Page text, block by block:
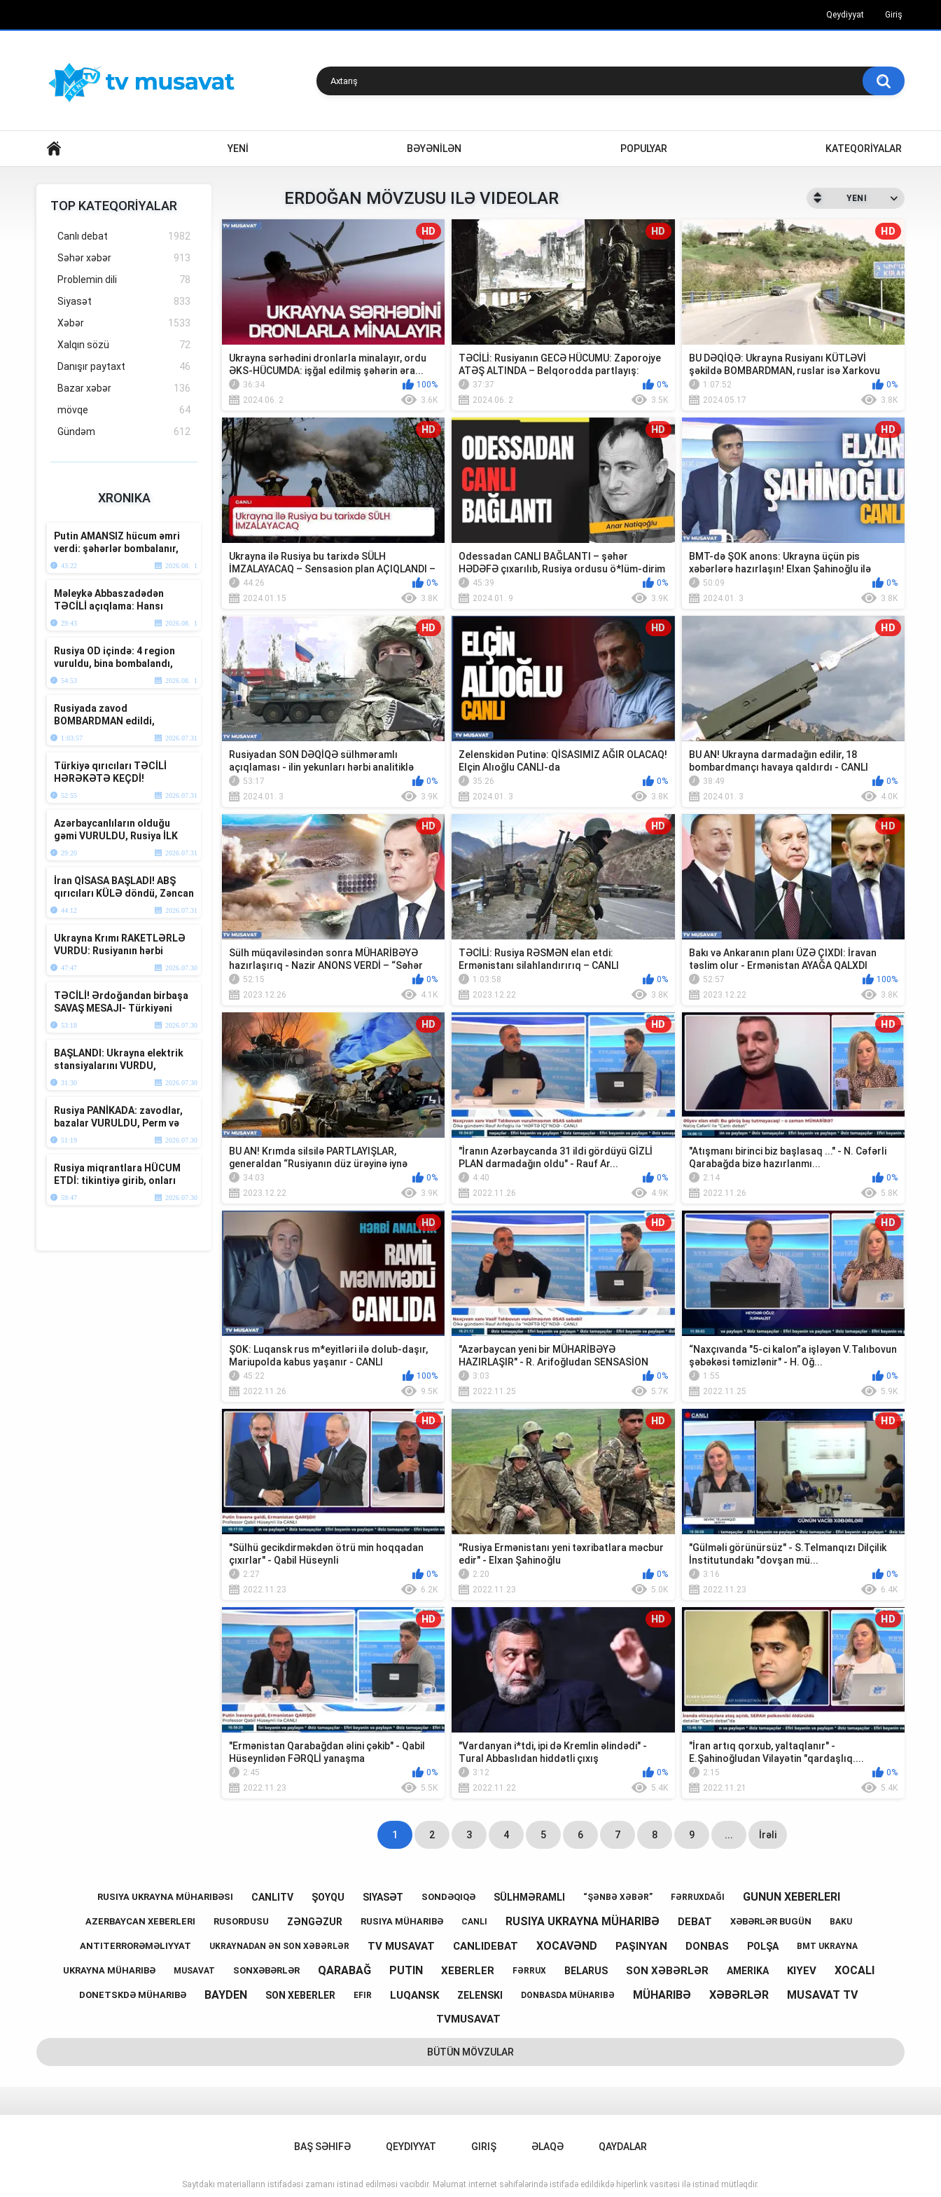
Qeydiyyat Giriş
YENİ BƏYƏNİLƏN POPULYAR KATEQORİYALAR
TOP KATEQORİYALAR
Canlı debat
1982
Səhər xəbər
913
Problemin dili
78
Siyasət
833
Xəbər
1533
Xalqın sözü
72
Danışır paytaxt
46
Bazar xəbər
136
mövqe
64
Gündəm
612
XRONIKA
Putin AMANSIZ hücum əmri
verdi: şəhərlər bombalanır,
Trampdan açıqlama
43:22 2026.08. 1
Məleykə Abbaszadədən
TƏCİLİ açıqlama: Hansı
qruplarda artım və azalma
29:43 2026.08. 1
Rusiya OD içində: 4 region
vuruldu, bina bombalandı,
ö*lənlər var
54:53 2026.08. 1
Rusiyada zavod
BOMBARDMAN edildi,
anbarlar YANIR-Ukrayna
1:03:57 2026.07.31
Türkiyə qırıcıları TƏCİLİ
HƏRƏKƏTƏ KEÇDİ!
Ərdoğanla Putin Baltikyanıda
52:55 2026.07.31
Azərbaycanlıların olduğu
gəmi VURULDU, Rusiya İLK
DƏFƏ bu raketi atdı – “Ana
29:20 2026.07.31
İran QİSASA BAŞLADI! ABŞ
qırıcıları KÜLƏ döndü, Zəncan
BOMBALANDI – Müharibə
44:12 2026.07.31
Ukrayna Krımı RAKETLƏRLƏ
VURDU: Rusiyanın hərbi
bazaları YERLƏ YEKSAN
47:47 2026.07.30
TƏCİLİ! Ərdoğandan birbaşa
SAVAŞ MESAJI- Türkiyəni
müharibəyə ÇƏKDİLƏR-TV
53:18 2026.07.30
BAŞLANDI: Ukrayna elektrik
stansiyalarını VURDU,
Zelenski və Moskvadan
31:30 2026.07.30
Rusiya PANİKADA: zavodlar,
bazalar VURULDU, Perm və
Krım da BOMBALANDI
51:19 2026.07.30
Rusiya miqrantlara HÜCUM
ETDİ: tikintiyə girib, onları
TƏHQİR ETDİ -yerə yıxıb...T...
59:47 2026.07.30
ERDOĞAN MÖVZUSU ILƏ VIDEOLAR YENI
HD
Ukrayna sərhədini dronlarla minalayır, ordu
ƏKS-HÜCUMDA: işğal edilmiş şəhərin əra...
36:34
100%
2024.06. 2
3.6K
HD
TƏCİLİ: Rusiyanın GECƏ HÜCUMU: Zaporojye
ATƏŞ ALTINDA – Belqorodda partlayış:
Meri...
37:37
0%
2024.06. 2
3.5K
HD
BU DƏQİQƏ: Ukrayna Rusiyanı KÜTLƏVİ
şəkildə BOMBARDMAN, ruslar isə Xarkovu
DARMADA...
1:07:52
0%
2024.05.17
3.8K
HD
Ukrayna ilə Rusiya bu tarixdə SÜLH
İMZALAYACAQ – Sensasion plan AÇIQLANDI –
“Bazar...
44:26
0%
2024.01.15
3.8K
HD
Odessadan CANLI BAĞLANTI – şəhər
HƏDƏFƏ çıxarılıb, Rusiya ordusu ö*lüm-dirim
SAVAŞ...
45:39
0%
2024.01. 9
3.9K
HD
BMT-də ŞOK anons: Ukrayna üçün pis
xəbərlərə hazırlaşın! Elxan Şahinoğlu ilə
CANLI
50:09
0%
2024.01. 3
3.8K
HD
Rusiyadan SON DƏQİQƏ sülhməramlı
açıqlaması - ilin yekunları hərbi analitiklə
CANL...
53:17
0%
2024.01. 3
3.9K
HD
Zelenskidən Putinə: QİSASIMIZ AĞIR OLACAQ!
Elçin Alıoğlu CANLI-da
35:26
0%
2024.01. 3
3.8K
HD
BU AN! Ukrayna darmadağın edilir, 18
bombardmançı havaya qaldırdı - CANLI
38:49
0%
2024.01. 3
4.0K
HD
Sülh müqaviləsindən sonra MÜHARİBƏYƏ
hazırlaşırıq - Nazir ANONS VERDİ – “Səhər
Xəb...52:15
0%
2023.12.26
4.1K
HD
TƏCİLİ: Rusiya RƏSMƏN elan etdi:
Ermənistanı silahlandırırıq – CANLI
1:03:58
0%
2023.12.22
3.8K
HD
Bakı və Ankaranın planı ÜZƏ ÇIXDI: İravan
təslim olur - Ermənistan AYAĞA QALXDI
52:57
100%
2023.12.22
3.8K
HD
BU AN! Krımda silsilə PARTLAYIŞLAR,
generaldan “Rusiyanın düz ürəyinə iynə
sancırı...
34:03
0%
2023.12.22
3.9K
HD
"İranın Azərbaycanda 31 ildi gördüyü GİZLİ
PLAN darmadağın oldu" - Rauf Ar...
4:40
0%
2022.11.26
4.9K
HD
"Atışmanı birinci biz başlasaq ..." - N. Cəfərli
Qarabağda bizə hazırlanmı...
2:14
0%
2022.11.26
5.8K
HD
ŞOK: Luqansk rus m*eyitləri ilə dolub-daşır,
Mariupolda kabus yaşanır - CANLI
45:22
100%
2022.11.26
9.5K
HD
"Azərbaycan yeni bir MÜHARİBƏYƏ
HAZIRLAŞIR" - R. Arifoğludan SENSASİON
AÇI...
3:03
0%
2022.11.25
5.7K
HD
“Naxçıvanda "5-ci kalon”a işləyən V.Talıbovun
şəbəkəsi təmizlənir" - H. Oğ...
1:55
0%
2022.11.25
5.9K
HD
"Sülhü gecikdirməkdən ötrü min hoqqadan
çıxırlar" - Qabil Hüseynli
2:27
0%
2022.11.23
6.2K
HD
"Rusiya Ermənistanı yeni təxribatlara məcbur
edir" - Elxan Şahinoğlu
2:20
0%
2022.11.23
5.0K
HD
"Gülməli görünürsüz" - S.Telmanqızı Dilçilik
İnstitutundakı "dovşan mü...
3:16
0%
2022.11.23
6.4K
HD
"Ermənistan Qarabağdan əlini çəkib" - Qabil
Hüseynlidən FƏRQLİ yanaşma
2:45
0%
2022.11.23
5.5K
HD
"Vardanyan i*tdi, ipi də Kremlin əlindədi" -
Tural Abbaslıdan hiddətli çıxış
3:12
0%
2022.11.22
5.4K
HD
"İran artıq qorxub, yaltaqlanır" -
E.Şahinoğludan Vilayətin "qardaşlıq....
2:15
0%
2022.11.21
5.4K
1 2 3 4 5 6 7 8 9 ... İrəli
RUSIYA UKRAYNA MÜHARIBƏSI CANLITV ŞOYQU SIYASƏT SONDƏQIQƏ SÜLHMƏRAMLI “ŞƏNBƏ XƏBƏR” FƏRRUXDAĞI GUNUN XEBERLERI
AZERBAYCAN XEBERLERI RUSORDUSU ZƏNGƏZUR RUSIYA MÜHARIBƏ CANLI RUSIYA UKRAYNA MÜHARIBƏ DEBAT XƏBƏRLƏR BUGÜN BAKU
ANTITERRORƏMƏLIYYAT UKRAYNADAN ƏN SON XƏBƏRLƏR TV MUSAVAT CANLIDEBAT XOCAVƏND PAŞINYAN DONBAS POLŞA BMT UKRAYNA
UKRAYNA MÜHARIBƏ MUSAVAT SONXƏBƏRLƏR QARABAĞ PUTIN XEBERLER FƏRRUX BELARUS SON XƏBƏRLƏR AMERIKA KIYEV XOCALI
DONETSKDƏ MÜHARIBƏ BAYDEN SON XEBERLER EFIR LUQANSK ZELENSKI DONBASDA MÜHARIBƏ MÜHARIBƏ XƏBƏRLƏR MUSAVAT TV
TVMUSAVAT
BÜTÜN MÖVZULAR
BAŞ SƏHIFƏ QEYDIYYAT GIRIŞ ƏLAQƏ QAYDALAR
Saytdakı materialların istifadəsi zamanı istinad edilməsi vacibdir. Məlumat internet səhifələrində istifadə edildikdə hiperlink vasitəsi ilə istinad mütləqdir.